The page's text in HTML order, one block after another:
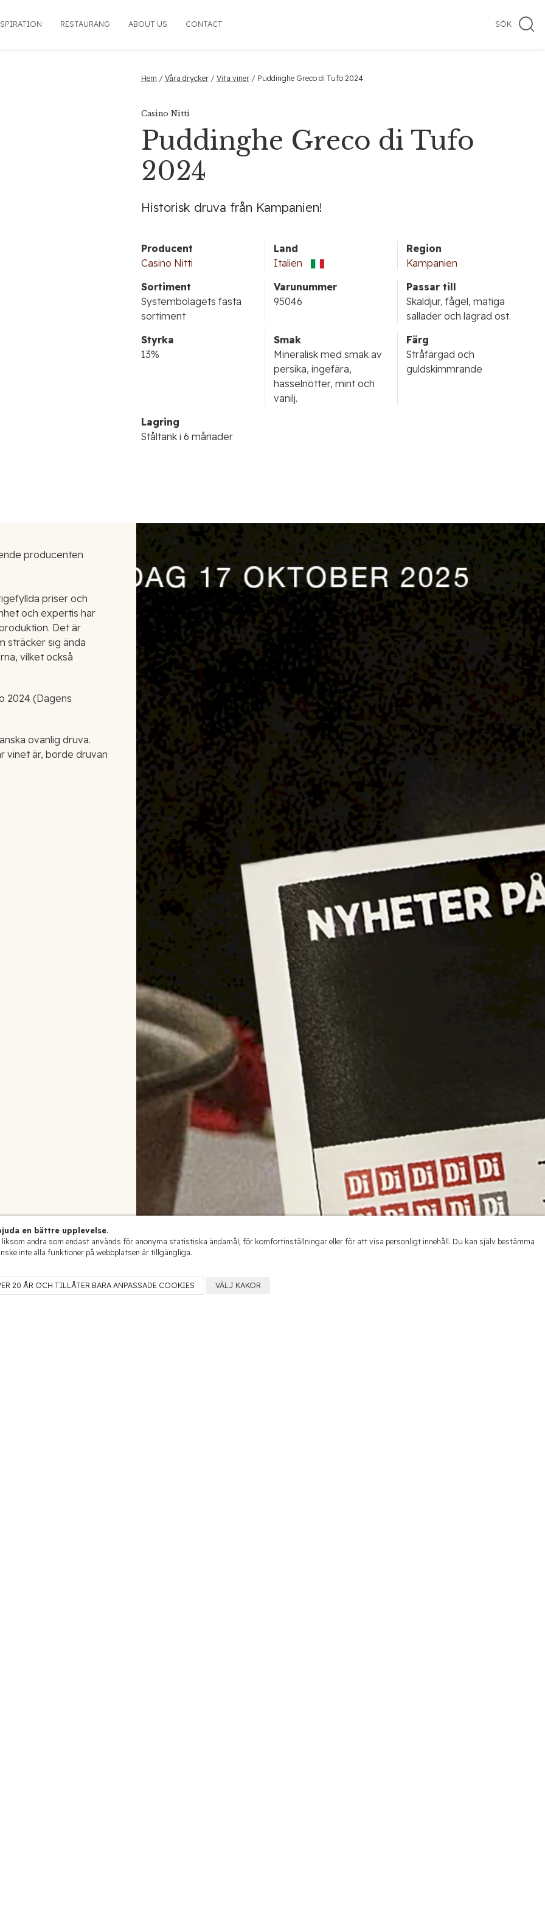
RESTAURANG ABOUT US CONTACT SÖK
Hem / Våra drycker/ Vita viner/ Puddinghe Greco di Tufo 2024
Casino Nitti
Puddinghe Greco di Tufo
2024
Historisk druva från Kampanien!
Producent
Casino Nitti
Land
Italien
Region
Kampanien
Sortiment
Systembolagets fasta
sortiment
Varunummer
95046
Passar till
Skaldjur, fågel, matiga
sallader och lagrad ost.
Styrka
13%
Smak
Mineralisk med smak av
persika, ingefära,
hasselnötter, mint och
vanilj.
Färg
Stråfärgad och
guldskimmrande
Lagring
Ståltank i 6 månader
producenten
priser och
och expertis har
Det är
sträcker sig ända
vilket också
2024 (Dagens
ovanlig druva.
vinet är, borde druvan
en bättre upplevelse.
andra som endast används för anonyma statistiska ändamål, för komfortinställningar eller för att visa personligt innehåll. Du kan själv bestämma
inte alla funktioner på webbplatsen är tillgängliga.
20 ÅR OCH TILLÅTER BARA ANPASSADE COOKIES VÄLJ KAKOR